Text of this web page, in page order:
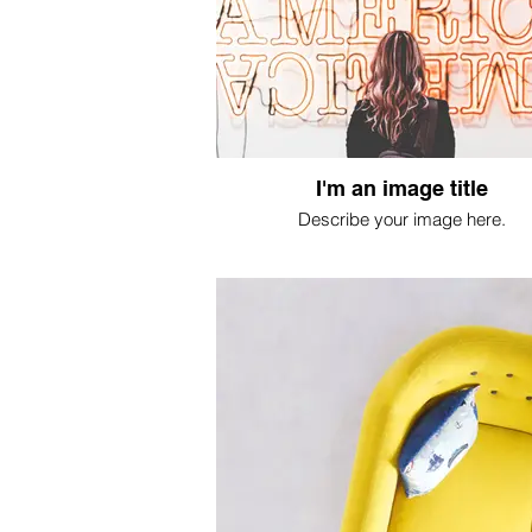
I'm an image title
Describe your image here.